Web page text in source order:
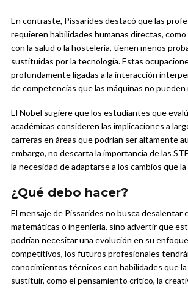
En contraste, Pissarides destacó que las
requieren habilidades humanas directas, como
con la salud o la hostelería, tienen menos
sustituidas por la tecnología. Estas
profundamente ligadas a la interacción
de competencias que las máquinas no pueden
El Nobel sugiere que los estudiantes que
académicas consideren las implicaciones a
carreras en áreas que podrían ser altamente
embargo, no descarta la importancia de las
la necesidad de adaptarse a los cambios que
¿Qué debo hacer?
El mensaje de Pissarides no busca desalentar
matemáticas o ingeniería, sino advertir que
podrían necesitar una evolución en su
competitivos, los futuros profesionales
conocimientos técnicos con habilidades que
sustituir, como el pensamiento crítico, la